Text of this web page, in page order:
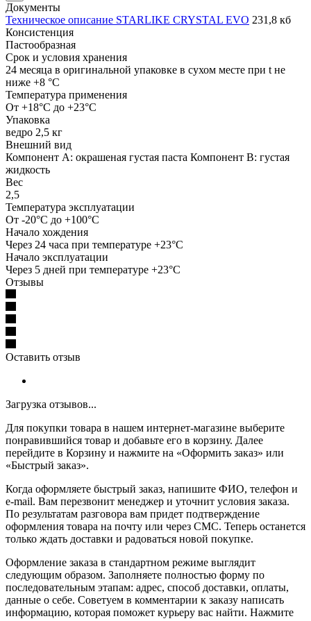
Документы
Техническое описание STARLIKE CRYSTAL EVO 231,8 кб
Консистенция
Пастообразная
Срок и условия хранения
24 месяца в оригинальной упаковке в сухом месте при t не
ниже +8 °C
Температура применения
От +18°C до +23°C
Упаковка
ведро 2,5 кг
Внешний вид
Компонент А: окрашеная густая паста Компонент В: густая
жидкость
Вес
2,5
Температура эксплуатации
От -20°C до +100°C
Начало хождения
Через 24 часа при температуре +23°C
Начало эксплуатации
Через 5 дней при температуре +23°C
Отзывы
Оставить отзыв
Загрузка отзывов...
Для покупки товара в нашем интернет-магазине выберите
понравившийся товар и добавьте его в корзину. Далее
перейдите в Корзину и нажмите на «Оформить заказ» или
«Быстрый заказ».
Когда оформляете быстрый заказ, напишите ФИО, телефон и
e-mail. Вам перезвонит менеджер и уточнит условия заказа.
По результатам разговора вам придет подтверждение
оформления товара на почту или через СМС. Теперь останется
только ждать доставки и радоваться новой покупке.
Оформление заказа в стандартном режиме выглядит
следующим образом. Заполняете полностью форму по
последовательным этапам: адрес, способ доставки, оплаты,
данные о себе. Советуем в комментарии к заказу написать
информацию, которая поможет курьеру вас найти. Нажмите